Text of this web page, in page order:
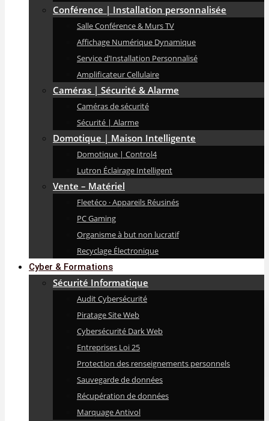
Conférence | Installation personnalisée
Salle Conférence & Murs TV
Affichage Numérique Dynamique
Service d’Installation Personnalisé
Amplificateur Cellulaire
Caméras | Sécurité & Alarme
Caméras de sécurité
Sécurité | Alarme
Domotique | Maison Intelligente
Domotique | Control4
Lutron Éclairage Intelligent
Vente – Matériel
Fleetéco · Appareils Réusinés
PC Gaming
Organisme à but non lucratif
Recyclage Électronique
Cyber & Formations
Sécurité Informatique
Audit Cybersécurité
Piratage Site Web
Cybersécurité Dark Web
Entreprises Loi 25
Protection des renseignements personnels
Sauvegarde de données
Récupération de données
Marquage Antivol